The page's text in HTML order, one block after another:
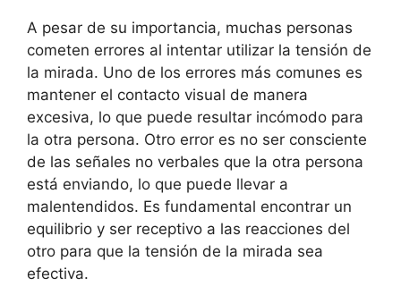
A pesar de su importancia, muchas personas
cometen errores al intentar utilizar la tensión de
la mirada. Uno de los errores más comunes es
mantener el contacto visual de manera
excesiva, lo que puede resultar incómodo para
la otra persona. Otro error es no ser consciente
de las señales no verbales que la otra persona
está enviando, lo que puede llevar a
malentendidos. Es fundamental encontrar un
equilibrio y ser receptivo a las reacciones del
otro para que la tensión de la mirada sea
efectiva.